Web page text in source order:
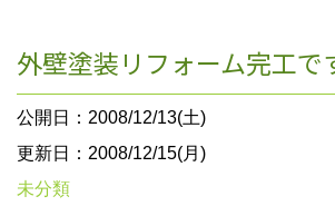
外壁塗装リフォーム完工
公開日：2008/12/13(土)
更新日：2008/12/15(月)
未分類